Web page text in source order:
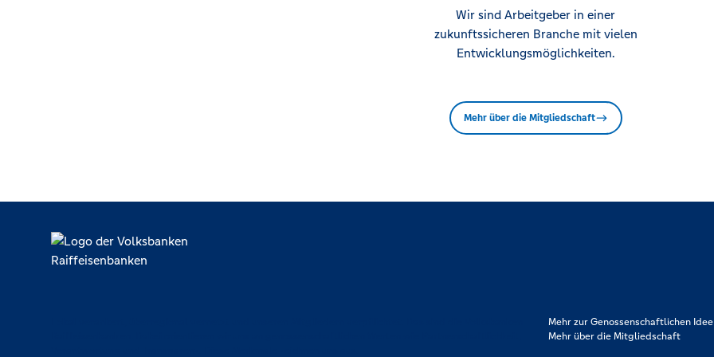
Wir sind Arbeitgeber in einer
zukunftssicheren Branche mit vielen
Entwicklungsmöglichkeiten.
Mehr über die Mitgliedschaft
Mehr zur Genossenschaftlichen Idee
Mehr über die Mitgliedschaft